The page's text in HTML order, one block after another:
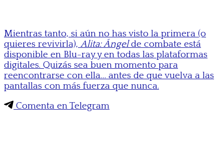
Mientras tanto, si aún no has visto la primera (o
quieres revivirla),Alita: Ángelde combate está
disponible en Blu-ray y en todas las plataformas
digitales. Quizás sea buen momento para
reencontrarse con ella… antes de que vuelva a las
pantallas con más fuerza que nunca.
Comenta en Telegram